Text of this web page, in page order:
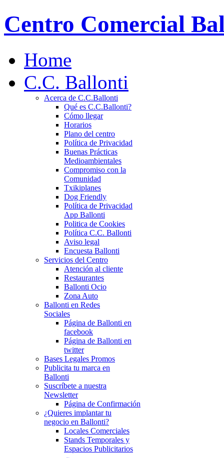
Centro Comercial
Home
C.C. Ballonti
Acerca de C.C.Ballonti
Qué es C.C.Ballonti?
Cómo llegar
Horarios
Plano del centro
Política de Privacidad
Buenas Prácticas
Medioambientales
Compromiso con la
Comunidad
Txikiplanes
Dog Friendly
Política de Privacidad
App Ballonti
Politica de Cookies
Política C.C. Ballonti
Aviso legal
Encuesta Ballonti
Servicios del Centro
Atención al cliente
Restaurantes
Ballonti Ocio
Zona Auto
Ballonti en Redes
Sociales
Página de Ballonti en
facebook
Página de Ballonti en
twitter
Bases Legales Promos
Publicita tu marca en
Ballonti
Suscríbete a nuestra
Newsletter
Página de Confirmación
¿Quieres implantar tu
negocio en Ballonti?
Locales Comerciales
Stands Temporales y
Espacios Publicitarios